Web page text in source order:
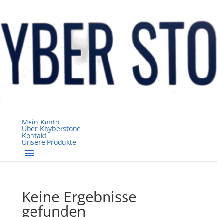
Mein Konto
Über Khyberstone
Kontakt
Unsere Produkte
Keine Ergebnisse
gefunden